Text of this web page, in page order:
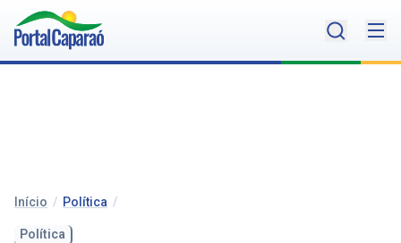
Início / Política /
Política